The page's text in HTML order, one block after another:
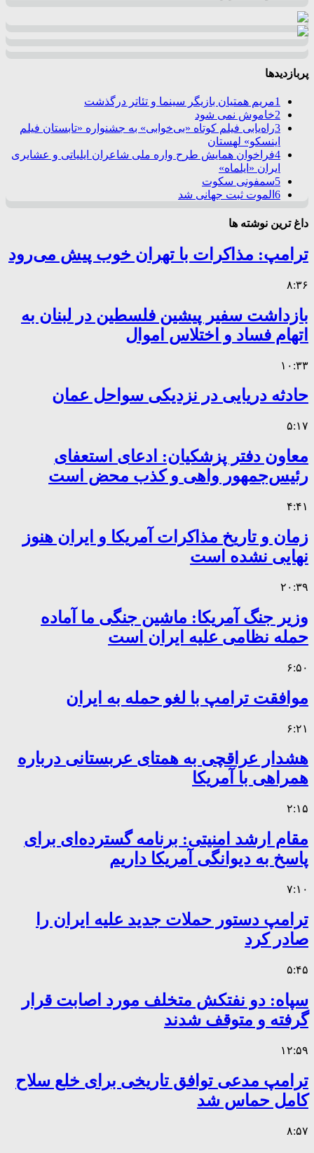
پربازدیدها
1مریم همتیان بازیگر سینما و تئاتر درگذشت
2خاموش نمی شود
3راه‌یابی فیلم کوتاه «بی‌خوابی» به جشنواره «تابستان فیلم
اینسکو» لهستان
4فراخوان همایش طرح واره ملی شاعران ایلیاتی و عشایری
ایران «ایلماه»
5سمفونی سکوت
6 الموت ثبت جهانی شد
داغ ترین نوشته ها
ترامپ: مذاکرات با تهران خوب پیش می‌رود
۸:۳۶
بازداشت سفیر پیشین فلسطین در لبنان به
اتهام فساد و اختلاس اموال
۱۰:۳۳
حادثه دریایی در نزدیکی سواحل عمان
۵:۱۷
معاون دفتر پزشکیان: ادعای استعفای
رئیس‌جمهور واهی و کذب محض است
۴:۴۱
زمان و تاریخ مذاکرات آمریکا و ایران هنوز
نهایی نشده است
۲۰:۳۹
وزیر جنگ آمریکا: ماشین جنگی ما آماده
حمله نظامی علیه ایران است
۶:۵۰
موافقت ترامپ با لغو حمله به ایران
۶:۲۱
هشدار عراقچی به همتای عربستانی درباره
همراهی با آمریکا
۲:۱۵
مقام ارشد امنیتی: برنامه گسترده‌ای برای
پاسخ به دیوانگی آمریکا داریم
۷:۱۰
ترامپ دستور حملات جدید علیه ایران را
صادر کرد
۵:۴۵
سپاه: دو نفتکش متخلف مورد اصابت قرار
گرفته و متوقف شدند
۱۲:۵۹
ترامپ مدعی توافق تاریخی برای خلع سلاح
کامل حماس شد
۸:۵۷